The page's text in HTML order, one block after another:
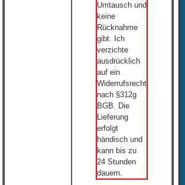
Umtausch und
keine
Rücknahme
gibt. Ich
verzichte
ausdrücklich
auf ein
Widerrufsrecht
nach §312g
BGB. Die
Lieferung
erfolgt
händisch und
kann bis zu
24 Stunden
dauern.